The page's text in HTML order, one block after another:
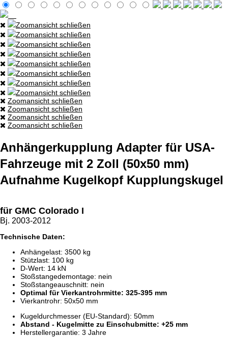
Zoomansicht schließen
Zoomansicht schließen
Zoomansicht schließen
Zoomansicht schließen
Zoomansicht schließen
Zoomansicht schließen
Zoomansicht schließen
Zoomansicht schließen
Zoomansicht schließen
Zoomansicht schließen
Zoomansicht schließen
Zoomansicht schließen
Anhängerkupplung Adapter für USA-
Fahrzeuge mit 2 Zoll (50x50 mm)
Aufnahme Kugelkopf Kupplungskugel
für GMC Colorado I
Bj. 2003-2012
Technische Daten:
Anhängelast: 3500 kg
Stützlast: 100 kg
D-Wert: 14 kN
Stoßstangedemontage: nein
Stoßstangeauschnitt: nein
Optimal für Vierkantrohrmitte: 325-395 mm
Vierkantrohr: 50x50 mm
Kugeldurchmesser (EU-Standard): 50mm
Abstand - Kugelmitte zu Einschubmitte: +25 mm
Herstellergarantie: 3 Jahre